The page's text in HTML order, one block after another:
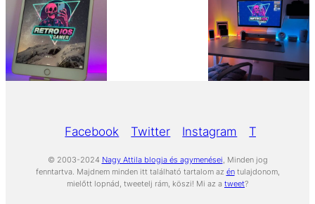
Facebook Twitter Instagram Tumblr
© 2003-2024 Nagy Attila blogja és agymenései, Minden jog
fenntartva. Majdnem minden itt található tartalom az éntulajdonom,
mielőtt lopnád, tweetelj rám, köszi! Mi az a tweet?